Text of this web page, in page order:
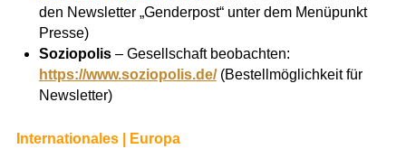
den Newsletter „Genderpost“ unter dem Menüpunkt
Presse)
Soziopolis– Gesellschaft beobachten:
https://www.soziopolis.de/(Bestellmöglichkeit für
Newsletter)
Internationales | Europa